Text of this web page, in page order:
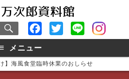
検
索
Facebook
Twitter Line
メニュー
】海風食堂臨時休業のおしらせ